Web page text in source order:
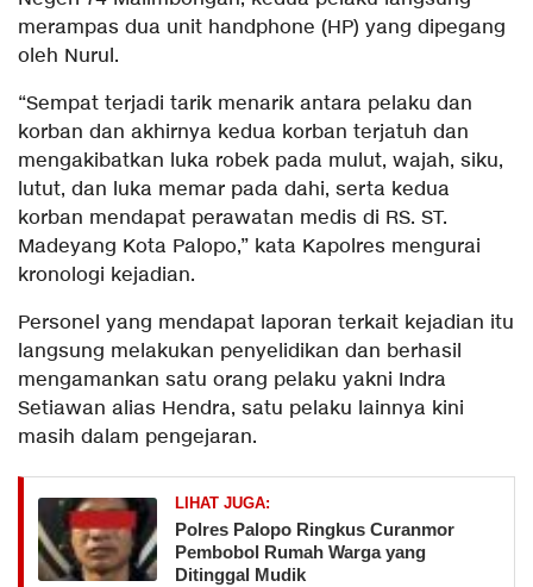
merampas dua unit handphone (HP) yang dipegang
oleh Nurul.
“Sempat terjadi tarik menarik antara pelaku dan
korban dan akhirnya kedua korban terjatuh dan
mengakibatkan luka robek pada mulut, wajah, siku,
lutut, dan luka memar pada dahi, serta kedua
korban mendapat perawatan medis di RS. ST.
Madeyang Kota Palopo,” kata Kapolres mengurai
kronologi kejadian.
Personel yang mendapat laporan terkait kejadian itu
langsung melakukan penyelidikan dan berhasil
mengamankan satu orang pelaku yakni Indra
Setiawan alias Hendra, satu pelaku lainnya kini
masih dalam pengejaran.
LIHAT JUGA:
Polres Palopo Ringkus Curanmor
Pembobol Rumah Warga yang
Ditinggal Mudik